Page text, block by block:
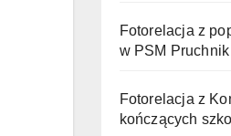
Fotorelacja z
w PSM Pruchnik
Fotorelacja z
kończących